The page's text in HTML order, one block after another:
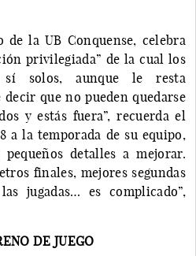
la UB Conquense, celebra
privilegiada” de la cual los
solos, aunque le resta
que no pueden quedarse
y estás fuera”, recuerda el
a la temporada de su equipo,
detalles a mejorar.
finales, mejores segundas
jugadas… es complicado”,
DE JUEGO